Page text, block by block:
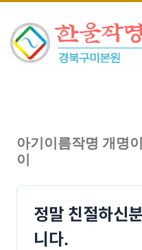
아기이름작명 개명
이
정말 친절하신
니다.